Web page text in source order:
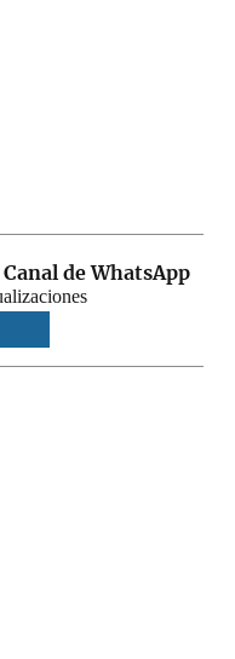
de WhatsApp